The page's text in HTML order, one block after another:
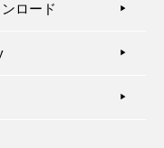
ロード ▶︎
▶︎
▶︎